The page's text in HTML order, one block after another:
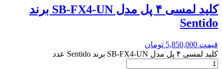
کلید لمسی ۴ پل مدل SB-FX4-UN برند
Sentido
قیمت 5,850,000 تومان
کلید لمسی ۴ پل مدل SB-FX4-UN برند Sentido عدد